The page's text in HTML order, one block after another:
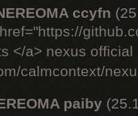
ccyfn
</a> nexus official
calmcontext/
paiby